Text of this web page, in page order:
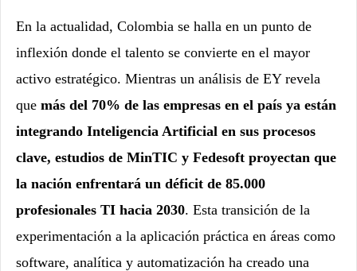
En la actualidad, Colombia se halla en un punto de
inflexión donde el talento se convierte en el mayor
activo estratégico. Mientras un análisis de EY revela
que más del 70% de las empresas en el país ya están
integrando Inteligencia Artificial en sus procesos
clave, estudios de MinTIC y Fedesoft proyectan que
la nación enfrentará un déficit de 85.000
profesionales TI hacia 2030. Esta transición de la
experimentación a la aplicación práctica en áreas como
software, analítica y automatización ha creado una